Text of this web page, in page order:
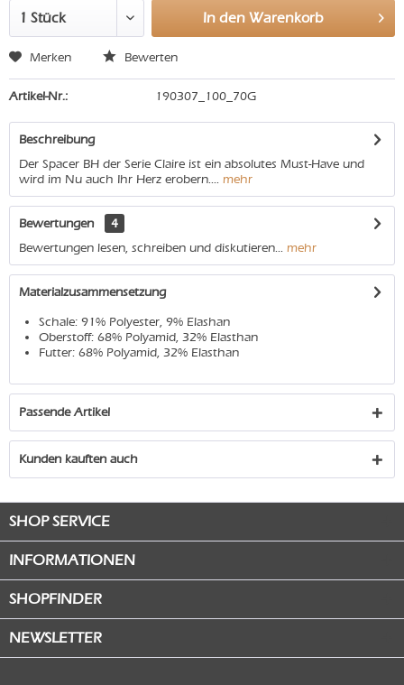
In den Warenkorb
Merken Bewerten
Artikel-Nr.: 190307_100_70G
Beschreibung
Der Spacer BH der Serie Claire ist ein absolutes Must-Have und
wird im Nu auch Ihr Herz erobern.... mehr
Bewertungen
4
Bewertungen lesen, schreiben und diskutieren... mehr
Materialzusammensetzung
Schale: 91% Polyester, 9% Elashan
Oberstoff: 68% Polyamid, 32% Elasthan
Futter: 68% Polyamid, 32% Elasthan
Passende Artikel
Kunden kauften auch
SHOP SERVICE
INFORMATIONEN
SHOPFINDER
NEWSLETTER